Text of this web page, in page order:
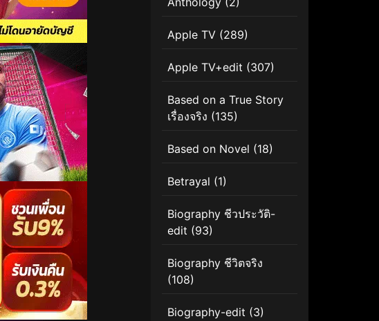
Apple TV (289)
Apple TV+edit (307)
Based on a True Story
เรื่องจริง (135)
Based on Novel (18)
Betrayal (1)
Biography ชีวประวัติ-
edit (93)
Biography ชีวิตจริง
(108)
Biography-edit (3)